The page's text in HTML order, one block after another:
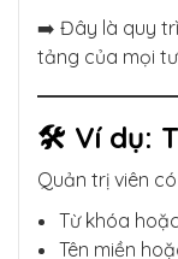
➡️ Đây là quy
tảng của mọi
🛠 Ví dụ:
Quản trị viên
Từ khóa
Tên miền